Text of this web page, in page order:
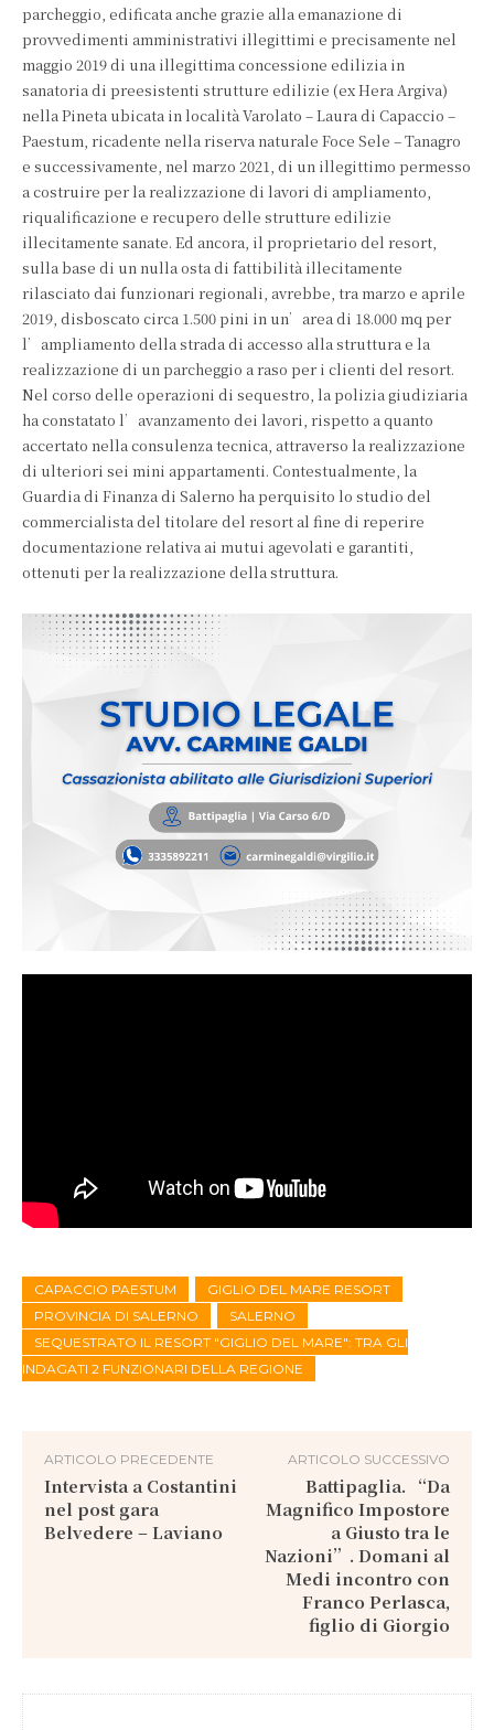
parcheggio, edificata anche grazie alla emanazione di
provvedimenti amministrativi illegittimi e precisamente nel
maggio 2019 di una illegittima concessione edilizia in
sanatoria di preesistenti strutture edilizie (ex Hera Argiva)
nella Pineta ubicata in località Varolato – Laura di Capaccio –
Paestum, ricadente nella riserva naturale Foce Sele – Tanagro
e successivamente, nel marzo 2021, di un illegittimo permesso
a costruire per la realizzazione di lavori di ampliamento,
riqualificazione e recupero delle strutture edilizie
illecitamente sanate. Ed ancora, il proprietario del resort,
sulla base di un nulla osta di fattibilità illecitamente
rilasciato dai funzionari regionali, avrebbe, tra marzo e aprile
2019, disboscato circa 1.500 pini in un’area di 18.000 mq per
l’ampliamento della strada di accesso alla struttura e la
realizzazione di un parcheggio a raso per i clienti del resort.
Nel corso delle operazioni di sequestro, la polizia giudiziaria
ha constatato l’avanzamento dei lavori, rispetto a quanto
accertato nella consulenza tecnica, attraverso la realizzazione
di ulteriori sei mini appartamenti. Contestualmente, la
Guardia di Finanza di Salerno ha perquisito lo studio del
commercialista del titolare del resort al fine di reperire
documentazione relativa ai mutui agevolati e garantiti,
ottenuti per la realizzazione della struttura.
CAPACCIO PAESTUM
GIGLIO DEL MARE RESORT
PROVINCIA DI SALERNO
SALERNO
SEQUESTRATO IL RESORT "GIGLIO DEL MARE": TRA GLI
INDAGATI 2 FUNZIONARI DELLA REGIONE
ARTICOLO PRECEDENTE
Intervista a Costantini
nel post gara
Belvedere – Laviano
ARTICOLO SUCCESSIVO
Battipaglia. “Da
Magnifico Impostore
a Giusto tra le
Nazioni”. Domani al
Medi incontro con
Franco Perlasca,
figlio di Giorgio